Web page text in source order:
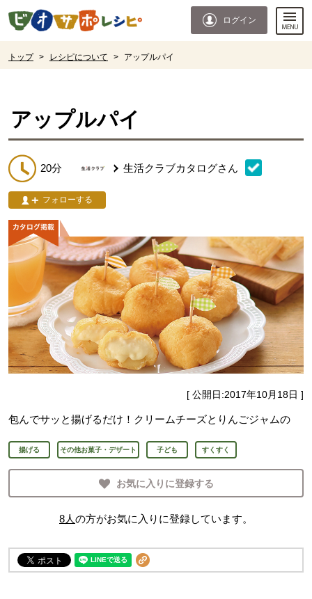
ページの先頭です。
ログイン
トップ > レシピについて > アップルパイ
アップルパイ
20分 生活クラブカタログさん
フォローする
[ 公開日:2017年10月18日 ]
包んでサッと揚げるだけ！クリームチーズとりんごジャムの
揚げる その他お菓子・デザート 子ども すくすく
お気に入りに登録する
8人の方がお気に入りに登録しています。